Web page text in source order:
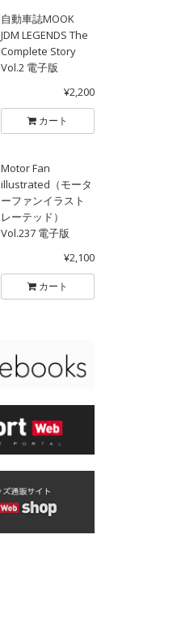
自動車誌MOOK
JDM LEGENDS The
Complete Story
Vol.2 電子版
¥2,200
カート
Motor Fan
illustrated（モータ
ーファンイラスト
レーテッド）
Vol.237 電子版
¥2,100
カート